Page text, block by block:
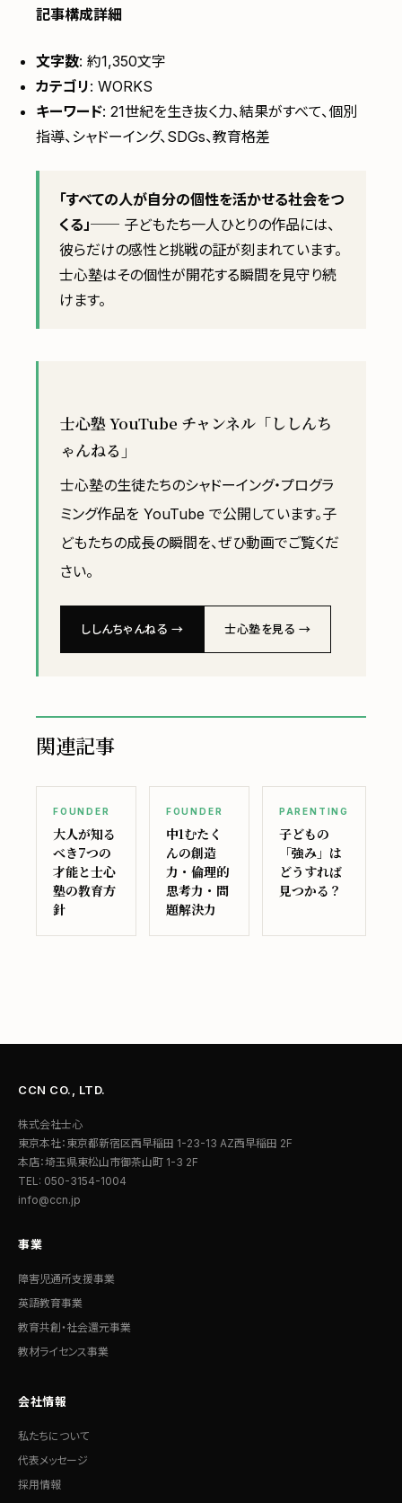
記事構成詳細
文字数: 約1,350文字
カテゴリ: WORKS
キーワード: 21世紀を生き抜く力、結果がすべて、個別
指導、シャドーイング、SDGs、教育格差
「すべての人が自分の個性を活かせる社会をつ
くる」── 子どもたち一人ひとりの作品には、
彼らだけの感性と挑戦の証が刻まれています。
士心塾はその個性が開花する瞬間を見守り続
けます。
士心塾 YouTube チャンネル「ししんち
ゃんねる」
士心塾の生徒たちのシャドーイング・プログラ
ミング作品を YouTube で公開しています。子
どもたちの成長の瞬間を、ぜひ動画でご覧くだ
さい。
ししんちゃんねる → 士心塾を見る →
関連記事
FOUNDER
大人が知る
べき7つの
才能と士心
塾の教育方
針
FOUNDER
中1むたく
んの創造
力・倫理的
思考力・問
題解決力
PARENTING
子どもの
「強み」は
どうすれば
見つかる？
CCN CO., LTD.
株式会社士心
東京本社：東京都新宿区西早稲田 1-23-13 AZ西早稲田 2F
本店：埼玉県東松山市御茶山町 1-3 2F
TEL: 050-3154-1004
info@ccn.jp
事業
障害児通所支援事業
英語教育事業
教育共創・社会還元事業
教材ライセンス事業
会社情報
私たちについて
代表メッセージ
採用情報